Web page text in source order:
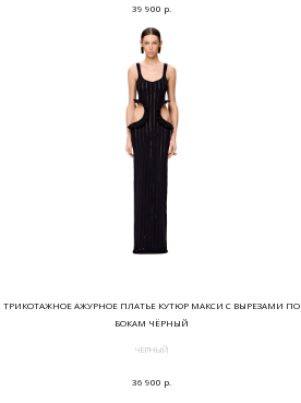
39 900 р.
ТРИКОТАЖНОЕ АЖУРНОЕ ПЛАТЬЕ КУТЮР МАКСИ С ВЫРЕЗАМИ ПО
БОКАМ ЧЁРНЫЙ
ЧЁРНЫЙ
36 900 р.